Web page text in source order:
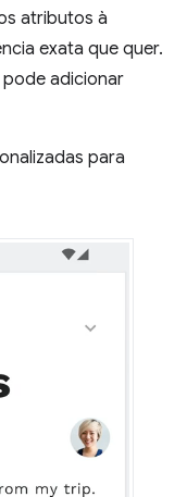
atributos à
exata que quer.
adicionar
para